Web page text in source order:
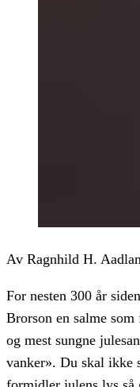
Av Ragnhild H.
For nesten 300 år
Brorson en salme
og mest sungne
vanker». Du skal ikke